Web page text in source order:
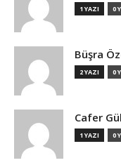
1 YAZI 0
Büşra
2 YAZI 0
Cafer
1 YAZI 0